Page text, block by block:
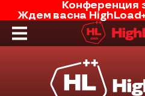
Конференция
Ждем васна